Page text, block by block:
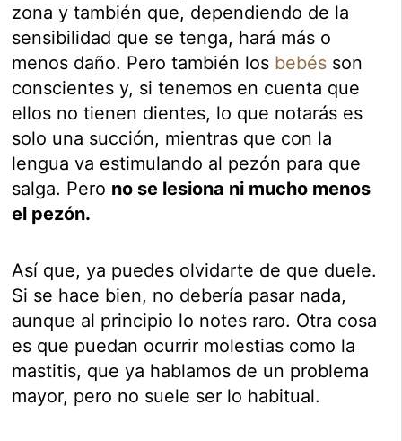
zona y también que, dependiendo de la
sensibilidad que se tenga, hará más o
menos daño. Pero también los bebés son
conscientes y, si tenemos en cuenta que
ellos no tienen dientes, lo que notarás es
solo una succión, mientras que con la
lengua va estimulando al pezón para que
salga. Pero no se lesiona ni mucho menos
el pezón.
Así que, ya puedes olvidarte de que duele.
Si se hace bien, no debería pasar nada,
aunque al principio lo notes raro. Otra cosa
es que puedan ocurrir molestias como la
mastitis, que ya hablamos de un problema
mayor, pero no suele ser lo habitual.